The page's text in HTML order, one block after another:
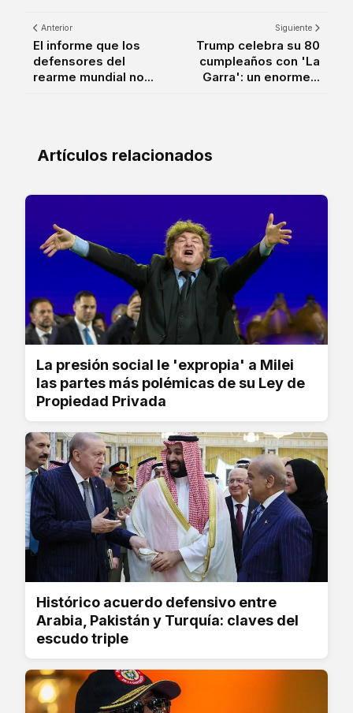
Anterior
El informe que los
defensores del
rearme mundial no...
Siguiente
Trump celebra su 80
cumpleaños con 'La
Garra': un enorme...
Artículos relacionados
La presión social le 'expropia' a Milei
las partes más polémicas de su Ley de
Propiedad Privada
Histórico acuerdo defensivo entre
Arabia, Pakistán y Turquía: claves del
escudo triple